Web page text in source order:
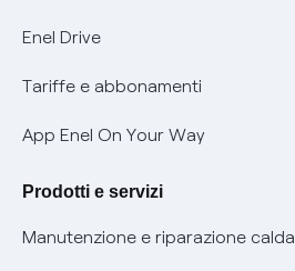
Mobilità Elettrica
Phishing e truffe online
Verifica chi ti ha chiamato
Informativa RAEE
Enel Drive
Tariffe e abbonamenti
App Enel On Your Way
Prodotti e servizi
Manutenzione e riparazione